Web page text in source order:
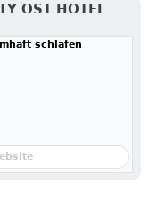
OST HOTEL
schlafen